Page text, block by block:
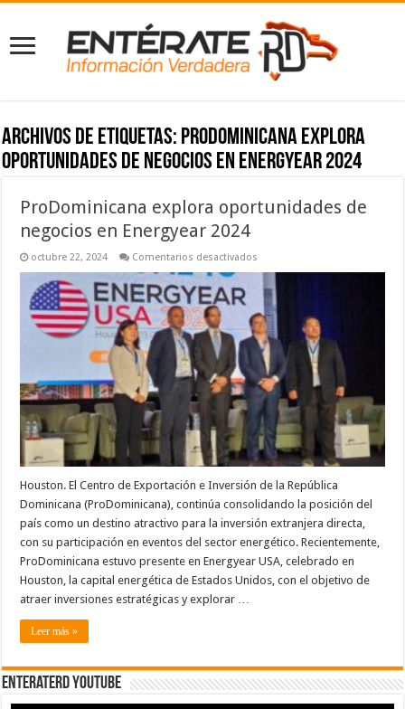
Archivos de etiquetas: ProDominicana explora
oportunidades de negocios en Energyear 2024
ProDominicana explora oportunidades de
negocios en Energyear 2024
octubre 22, 2024 Comentarios desactivados
oportunidades
negocios
en
Energyear
2024
Houston. El Centro de Exportación e Inversión de la República
Dominicana (ProDominicana), continúa consolidando la posición del
país como un destino atractivo para la inversión extranjera directa,
con su participación en eventos del sector energético. Recientemente,
ProDominicana estuvo presente en Energyear USA, celebrado en
Houston, la capital energética de Estados Unidos, con el objetivo de
atraer inversiones estratégicas y explorar …
Leer más »
EnterateRD YOUTUBE